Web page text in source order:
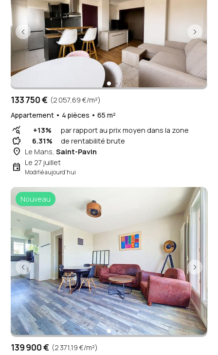
133 750 € (2 057,69 €/m²)
Appartement • 4 pièces • 65 m²
query_stats +13% par rapport au prix moyen dans la zone
savings 6.31% de rentabilité brute
place Le Mans,Saint-Pavin
event Le 27 juillet
Modifié aujourd'hui
Nouveau
139 900 € (2 371,19 €/m²)